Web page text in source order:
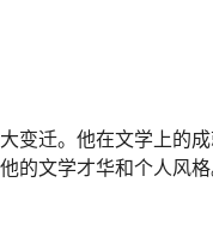
变迁。他在文学上的
的文学才华和个人风格